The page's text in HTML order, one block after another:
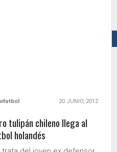
20 JUNIO, 2012
tulipán chileno llega al
holandés